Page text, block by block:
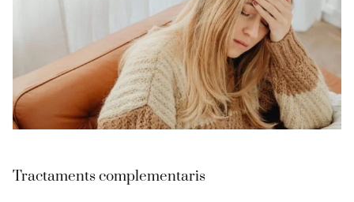
Tractaments complementaris